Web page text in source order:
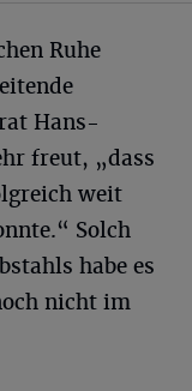
Ruhe
Hans-
freut, „dass
weit
Solch
habe es
nicht im